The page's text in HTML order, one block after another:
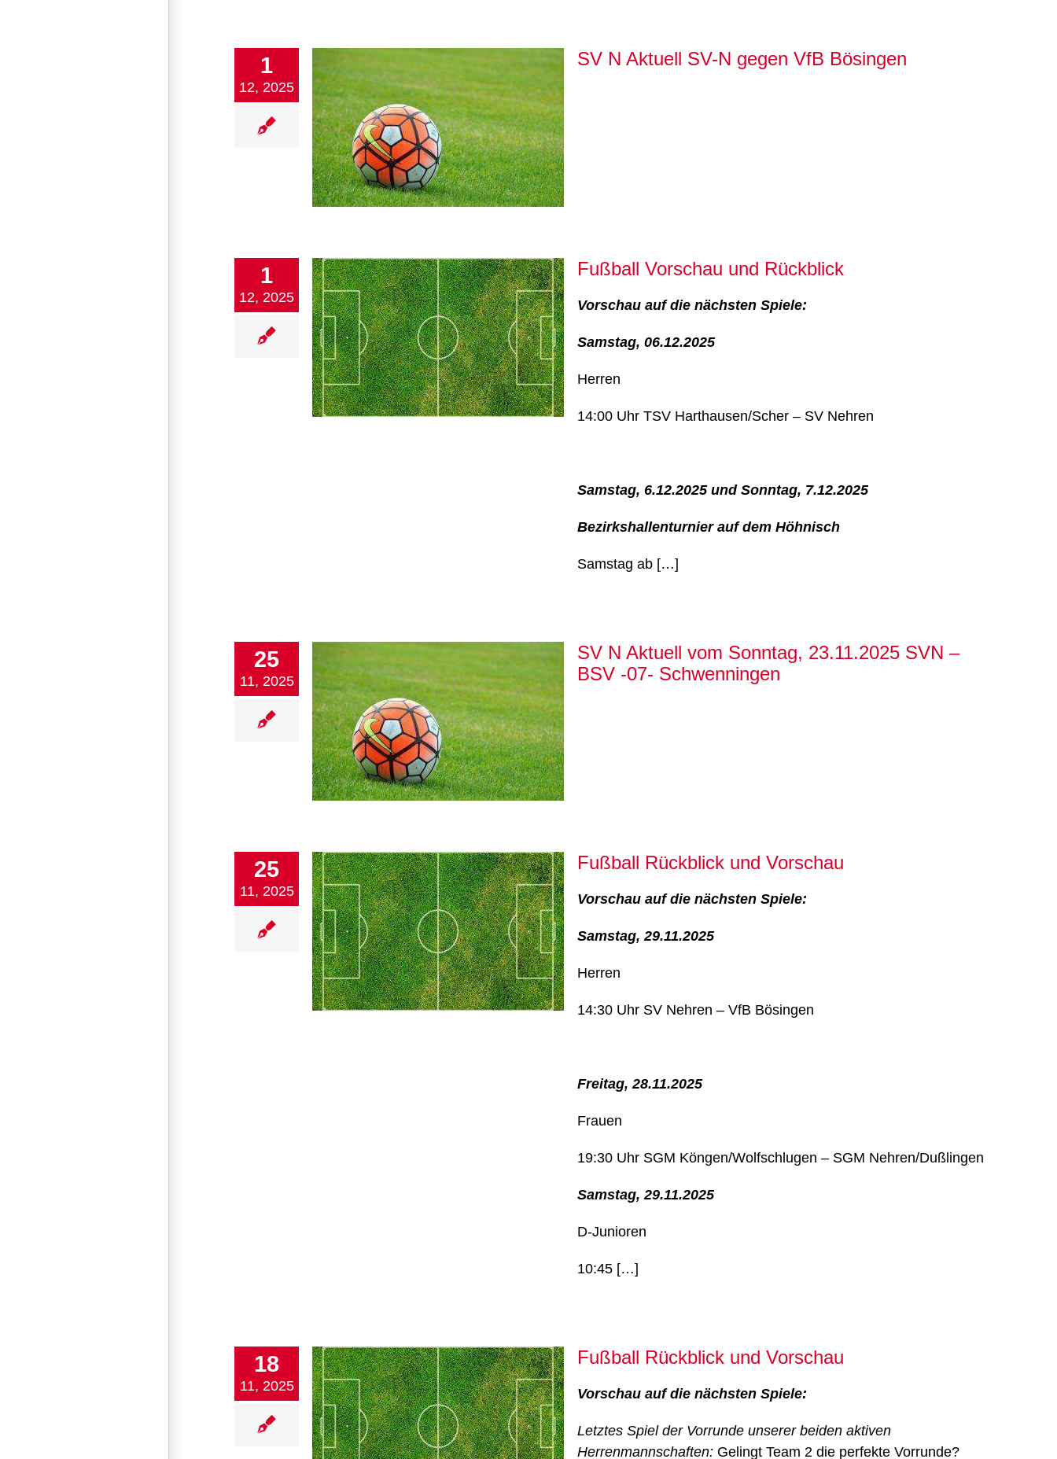
1
12, 2025
SV N Aktuell SV-N gegen VfB Bösingen
SV N Aktuell SV-N gegen VfB Bösingen
1
12, 2025
Fußball Vorschau und Rückblick
Fußball
Fußball Vorschau und Rückblick
Vorschau auf die nächsten Spiele:
Samstag, 06.12.2025
Herren
14:00 Uhr TSV Harthausen/Scher – SV Nehren
Samstag, 6.12.2025 und Sonntag, 7.12.2025
Bezirkshallenturnier auf dem Höhnisch
Samstag ab […]
25
11, 2025
SVN – BSV -07- Schwenningen
SV N Aktuell vom Sonntag, 23.11.2025 SVN –
BSV -07- Schwenningen
25
11, 2025
Fußball Rückblick und Vorschau
Fußball
Fußball Rückblick und Vorschau
Vorschau auf die nächsten Spiele:
Samstag, 29.11.2025
Herren
14:30 Uhr SV Nehren – VfB Bösingen
Freitag, 28.11.2025
Frauen
19:30 Uhr SGM Köngen/Wolfschlugen – SGM Nehren/Dußlingen
Samstag, 29.11.2025
D-Junioren
10:45 […]
18
11, 2025
Fußball Rückblick und Vorschau
Fußball
Fußball Rückblick und Vorschau
Vorschau auf die nächsten Spiele:
Letztes Spiel der Vorrunde unserer beiden aktiven
Herrenmannschaften: Gelingt Team 2 die perfekte Vorrunde?